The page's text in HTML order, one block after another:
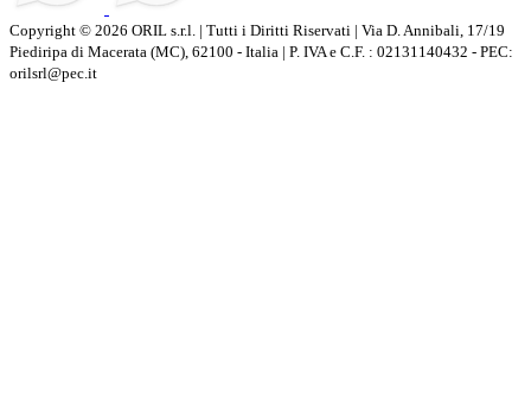
Copyright © 2026 ORIL s.r.l. | Tutti i Diritti Riservati | Via D. Annibali, 17/19
Piediripa di Macerata (MC), 62100 - Italia | P. IVA e C.F. : 02131140432 - PEC:
orilsrl@pec.it